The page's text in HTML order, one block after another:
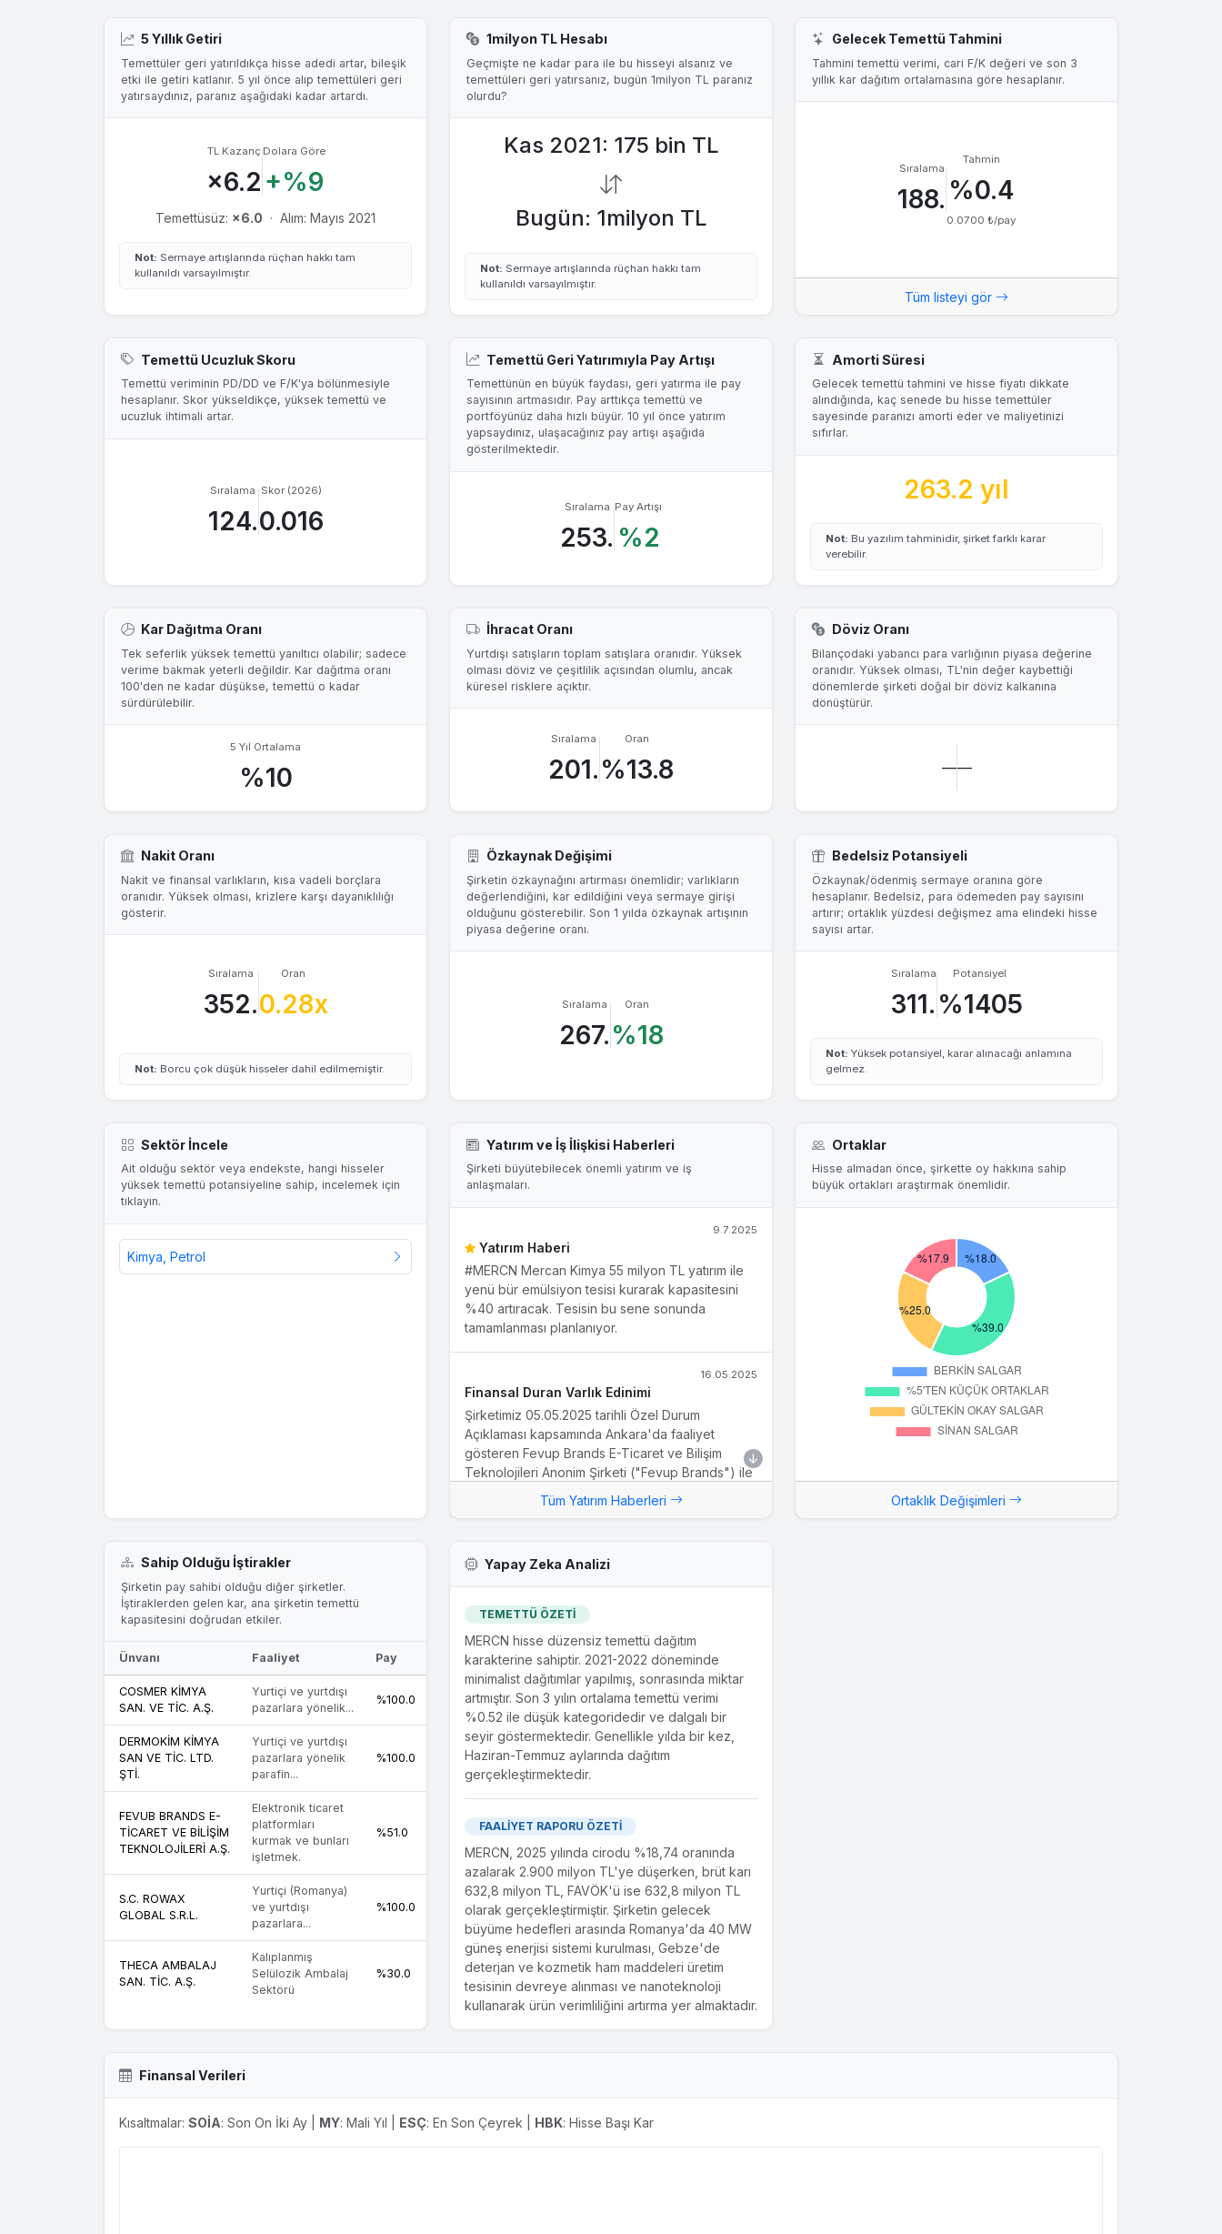
5 Yıllık Getiri
Temettüler geri yatırıldıkça hisse adedi artar, bileşik
etki ile getiri katlanır. 5 yıl önce alıp temettüleri geri
yatırsaydınız, paranız aşağıdaki kadar artardı.
TL Kazanç
×6.2
Dolara Göre
+%9
Temettüsüz: ×6.0 · Alım: Mayıs 2021
Not: Sermaye artışlarında rüçhan hakkı tam
kullanıldı varsayılmıştır.
1milyon TL Hesabı
Geçmişte ne kadar para ile bu hisseyi alsanız ve
temettüleri geri yatırsanız, bugün 1milyon TL paranız
olurdu?
Kas 2021: 175 bin TL
Bugün: 1milyon TL
Not: Sermaye artışlarında rüçhan hakkı tam
kullanıldı varsayılmıştır.
Gelecek Temettü Tahmini
Tahmini temettü verimi, cari F/K değeri ve son 3
yıllık kar dağıtım ortalamasına göre hesaplanır.
Sıralama
188.
Tahmin
%0.4
0.0700 ₺/pay
Tüm listeyi gör
Temettü Ucuzluk Skoru
Temettü veriminin PD/DD ve F/K'ya bölünmesiyle
hesaplanır. Skor yükseldikçe, yüksek temettü ve
ucuzluk ihtimali artar.
Sıralama
124.
Skor (2026)
0.016
Temettü Geri Yatırımıyla Pay Artışı
Temettünün en büyük faydası, geri yatırma ile pay
sayısının artmasıdır. Pay arttıkça temettü ve
portföyünüz daha hızlı büyür. 10 yıl önce yatırım
yapsaydınız, ulaşacağınız pay artışı aşağıda
gösterilmektedir.
Sıralama
253.
Pay Artışı
%2
Amorti Süresi
Gelecek temettü tahmini ve hisse fiyatı dikkate
alındığında, kaç senede bu hisse temettüler
sayesinde paranızı amorti eder ve maliyetinizi
sıfırlar.
263.2 yıl
Not: Bu yazılım tahminidir, şirket farklı karar
verebilir.
Kar Dağıtma Oranı
Tek seferlik yüksek temettü yanıltıcı olabilir; sadece
verime bakmak yeterli değildir. Kar dağıtma oranı
100'den ne kadar düşükse, temettü o kadar
sürdürülebilir.
5 Yıl Ortalama
%10
İhracat Oranı
Yurtdışı satışların toplam satışlara oranıdır. Yüksek
olması döviz ve çeşitlilik açısından olumlu, ancak
küresel risklere açıktır.
Sıralama
201.
Oran
%13.8
Döviz Oranı
Bilançodaki yabancı para varlığının piyasa değerine
oranıdır. Yüksek olması, TL'nin değer kaybettiği
dönemlerde şirketi doğal bir döviz kalkanına
dönüştürür.
——
Nakit Oranı
Nakit ve finansal varlıkların, kısa vadeli borçlara
oranıdır. Yüksek olması, krizlere karşı dayanıklılığı
gösterir.
Sıralama
352.
Oran
0.28x
Not: Borcu çok düşük hisseler dahil edilmemiştir.
Özkaynak Değişimi
Şirketin özkaynağını artırması önemlidir; varlıkların
değerlendiğini, kar edildiğini veya sermaye girişi
olduğunu gösterebilir. Son 1 yılda özkaynak artışının
piyasa değerine oranı.
Sıralama
267.
Oran
%18
Bedelsiz Potansiyeli
Özkaynak/ödenmiş sermaye oranına göre
hesaplanır. Bedelsiz, para ödemeden pay sayısını
artırır; ortaklık yüzdesi değişmez ama elindeki hisse
sayısı artar.
Sıralama
311.
Potansiyel
%1405
Not: Yüksek potansiyel, karar alınacağı anlamına
gelmez.
Sektör İncele
Ait olduğu sektör veya endekste, hangi hisseler
yüksek temettü potansiyeline sahip, incelemek için
tıklayın.
Kimya, Petrol
Yatırım ve İş İlişkisi Haberleri
Şirketi büyütebilecek önemli yatırım ve iş
anlaşmaları.
9.7.2025
Yatırım Haberi
#MERCN Mercan Kimya 55 milyon TL yatırım ile
yenü bür emülsiyon tesisi kurarak kapasitesini
%40 artıracak. Tesisin bu sene sonunda
tamamlanması planlanıyor.
16.05.2025
Finansal Duran Varlık Edinimi
Şirketimiz 05.05.2025 tarihli Özel Durum
Açıklaması kapsamında Ankara'da faaliyet
gösteren Fevup Brands E-Ticaret ve Bilişim
Teknolojileri Anonim Şirketi ("Fevup Brands") ile
tarafımızca kamuoyuna bildirilmişti.İştirakimiz olan
San. Tic. A.Ş.'nin Fevup Brands E-Ticaret ve
Bilişim Teknolojileri A.Ş.'nin 6.810.100...
Finansal Duran Varlık Edinimi
Şirketimiz 21.11.2023 tarihli Özel Durum Açıklaması
kapsamında Ankara'da faaliyet gösteren global
e-ticaret odaklı bir yatırım şirketi olan Fevup
Brands E-Ticaret ve Bilişim Teknolojileri Anonim
Şirketi ("Fevup Brands") ile yatırım
görüşmelerine başlandığı daha önce tarafımızca
genel kurul toplantısında ("Genel Kurul"); Şirketin
tamamı nama yazılı paylardan oluşan...
12.05.2023
Finansal Duran Varlık Edinimi
Şirketimiz Mercan Kimya San.Tic.A.Ş.'nin
05.04.2023 tarihi KAP bildirimi ile Denizli'de
faaliyet gosteren Theca Ambalaj Sanayi ve
Ticaret A.Ş. firmasının hisselerinin alinmasi
konusunda gorusmelere basladigi bildirmisti.
Yürütülen görüşmeler sonunda Theca Ambalaj
alınması tamamlanmıştır....
Tüm Yatırım Haberleri
Ortaklar
Hisse almadan önce, şirkette oy hakkına sahip
büyük ortakları araştırmak önemlidir.
Ortaklık Değişimleri
Sahip Olduğu İştirakler
Şirketin pay sahibi olduğu diğer şirketler.
İştiraklerden gelen kar, ana şirketin temettü
kapasitesini doğrudan etkiler.
Ünvanı Faaliyet Pay
COSMER KİMYA
SAN. VE TİC. A.Ş.
Yurtiçi ve yurtdışı
pazarlara yönelik...
%100.0
DERMOKİM KİMYA
SAN VE TİC. LTD.
ŞTİ.
Yurtiçi ve yurtdışı
pazarlara yönelik
parafin...
%100.0
FEVUB BRANDS E-
TİCARET VE BİLİŞİM
TEKNOLOJİLERİ A.Ş.
Elektronik ticaret
platformları
kurmak ve bunları
işletmek.
%51.0
S.C. ROWAX
GLOBAL S.R.L.
Yurtiçi (Romanya)
ve yurtdışı
pazarlara...
%100.0
THECA AMBALAJ
SAN. TİC. A.Ş.
Kalıplanmış
Selülozik Ambalaj
Sektörü
%30.0
Yapay Zeka Analizi
TEMETTÜ ÖZETİ
MERCN hisse düzensiz temettü dağıtım
karakterine sahiptir. 2021-2022 döneminde
minimalist dağıtımlar yapılmış, sonrasında miktar
artmıştır. Son 3 yılın ortalama temettü verimi
%0.52 ile düşük kategoridedir ve dalgalı bir
seyir göstermektedir. Genellikle yılda bir kez,
Haziran-Temmuz aylarında dağıtım
gerçekleştirmektedir.
FAALİYET RAPORU ÖZETİ
MERCN, 2025 yılında cirodu %18,74 oranında
azalarak 2.900 milyon TL'ye düşerken, brüt karı
632,8 milyon TL, FAVÖK'ü ise 632,8 milyon TL
olarak gerçekleştirmiştir. Şirketin gelecek
büyüme hedefleri arasında Romanya'da 40 MW
güneş enerjisi sistemi kurulması, Gebze'de
deterjan ve kozmetik ham maddeleri üretim
tesisinin devreye alınması ve nanoteknoloji
kullanarak ürün verimliliğini artırma yer almaktadır.
Finansal Verileri
Kısaltmalar: SOİA: Son On İki Ay | MY: Mali Yıl | ESÇ: En Son Çeyrek | HBK: Hisse Başı Kar